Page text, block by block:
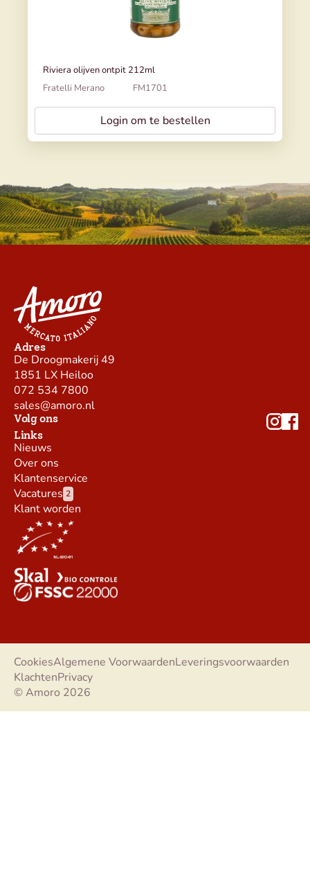
Riviera olijven ontpit 212ml
Fratelli Merano
FM1701
Login om te bestellen
Adres
De Droogmakerij 49
1851 LX Heiloo
072 534 7800
sales@amoro.nl
Volg ons
Links
Nieuws
Over ons
Klantenservice
Vacatures 2
Klant worden
© Amoro 2026
CookiesAlgemene VoorwaardenLeveringsvoorwaarden
KlachtenPrivacy